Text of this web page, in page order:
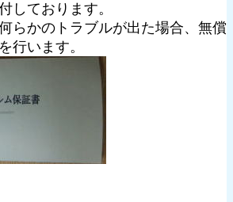
しております。
らかのトラブルが出た場合、無償
行います。